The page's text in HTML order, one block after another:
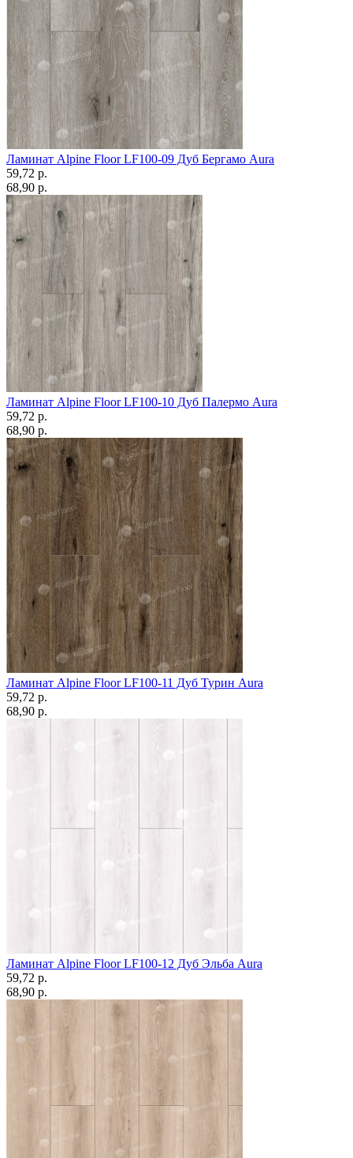
Ламинат Alpine Floor LF100-09 Дуб Бергамо Aura
59,72 p.
68,90 p.
Ламинат Alpine Floor LF100-10 Дуб Палермо Aura
59,72 p.
68,90 p.
Ламинат Alpine Floor LF100-11 Дуб Турин Aura
59,72 p.
68,90 p.
Ламинат Alpine Floor LF100-12 Дуб Эльба Aura
59,72 p.
68,90 p.